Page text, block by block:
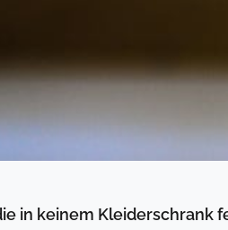
in keinem Kleiderschrank